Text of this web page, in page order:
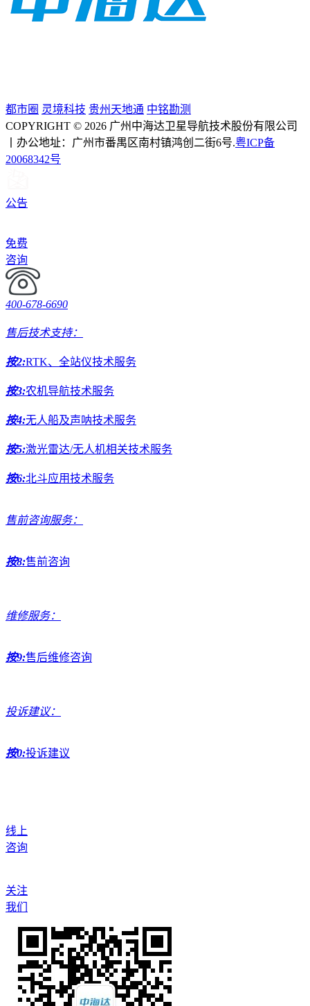
都市圈 灵境科技 贵州天地通 中铭勘测
COPYRIGHT © 2026 广州中海达卫星导航技术股份有限公司
丨办公地址：广州市番禺区南村镇鸿创二街6号.粤ICP备
20068342号
公告
免费
咨询
400-678-6690
售后技术支持：
按2:RTK、全站仪技术服务
按3:农机导航技术服务
按4:无人船及声呐技术服务
按5:激光雷达/无人机相关技术服务
按6:北斗应用技术服务
售前咨询服务：
按8:售前咨询
维修服务：
按9:售后维修咨询
投诉建议：
按0:投诉建议
线上
咨询
关注
我们